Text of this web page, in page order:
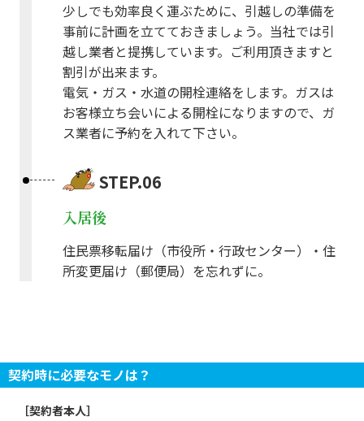
少しでも効率良く運ぶために、引越しの準備を
事前に計画を立てておきましょう。当社では引
越し業者と提携しています。ご利用頂きますと
割引が出来ます。
電気・ガス・水道の開栓連絡をします。ガスは
お客様立ち会いによる開栓になりますので、ガ
ス業者に予約を入れて下さい。
STEP.06
入居後
住民票移転届け（市役所・行政センター）・住
所変更届け（郵便局）を忘れずに。
契約時に必要なモノは？
［契約者本人］